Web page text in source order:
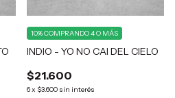
INDIO - YO NO CAI DEL CIELO
$21.600
6x $3.600 sin interés
10%COMPRANDO 4 O MÁS